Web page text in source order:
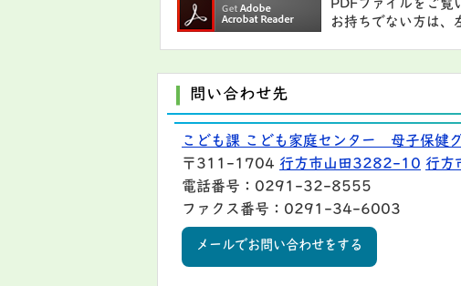
PDFファイルをご覧
お持ちでない方は、
問い合わせ先
こども課 こども家庭センター 母子保健
〒311-1704 行方市山田3282-10 行方
電話番号：0291-32-8555
ファクス番号：0291-34-6003
メールでお問い合わせをする